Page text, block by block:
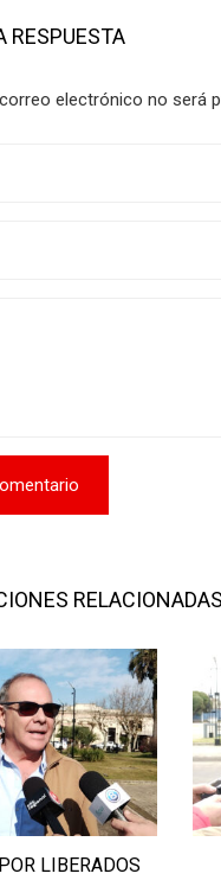
RESPUESTA
electrónico no será
RELACIONADAS
LIBERADOS